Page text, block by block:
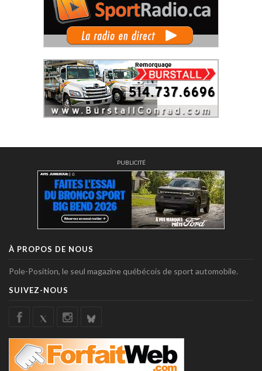
PUBLICITÉ
À PROPOS DE NOUS
Pole-Position, le seul magazine québécois de sport automobile.
SUIVEZ-NOUS